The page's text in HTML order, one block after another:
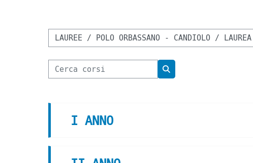
Categorie di corso
Cerca corsi
Cerca corsi
I ANNO